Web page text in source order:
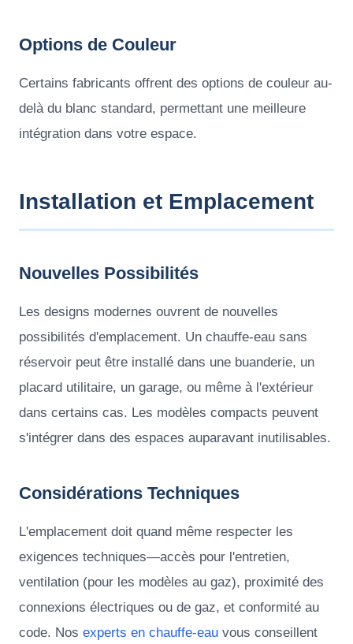
Options de Couleur
Certains fabricants offrent des options de couleur au-
delà du blanc standard, permettant une meilleure
intégration dans votre espace.
Installation et Emplacement
Nouvelles Possibilités
Les designs modernes ouvrent de nouvelles
possibilités d'emplacement. Un chauffe-eau sans
réservoir peut être installé dans une buanderie, un
placard utilitaire, un garage, ou même à l'extérieur
dans certains cas. Les modèles compacts peuvent
s'intégrer dans des espaces auparavant inutilisables.
Considérations Techniques
L'emplacement doit quand même respecter les
exigences techniques—accès pour l'entretien,
ventilation (pour les modèles au gaz), proximité des
connexions électriques ou de gaz, et conformité au
code. Nos experts en chauffe-eau vous conseillent